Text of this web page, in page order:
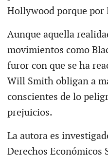
Hollywood porque por
Aunque aquella
movimientos como
furor con que se ha
Will Smith obligan a
conscientes de lo
prejuicios.
La autora es
Derechos Económicos